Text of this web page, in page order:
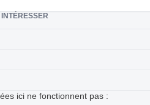
ici ne fonctionnent pas :